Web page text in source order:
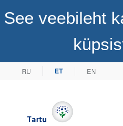
See veebileht
RU ET EN